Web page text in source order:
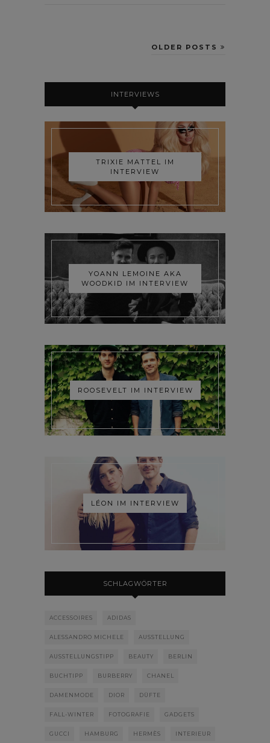
OLDER POSTS
INTERVIEWS
TRIXIE MATTEL IM
INTERVIEW
YOANN LEMOINE AKA
WOODKID IM INTERVIEW
ROOSEVELT IM INTERVIEW
LÉON IM INTERVIEW
SCHLAGWÖRTER
ACCESSOIRES ADIDAS
ALESSANDRO MICHELE AUSSTELLUNG
AUSSTELLUNGSTIPP BEAUTY BERLIN
BUCHTIPP BURBERRY CHANEL
DAMENMODE DIOR DÜFTE
FALL-WINTER FOTOGRAFIE GADGETS
GUCCI HAMBURG HERMÈS INTERIEUR